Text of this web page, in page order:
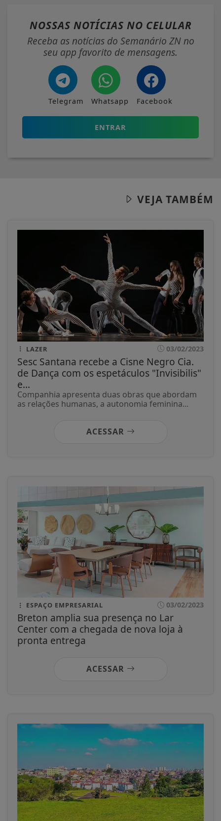
NOSSAS NOTÍCIAS NO CELULAR
Receba as notícias do Semanário ZN no
seu app favorito de mensagens.
Telegram Whatsapp Facebook
ENTRAR
VEJA TAMBÉM
LAZER 03/02/2023
Sesc Santana recebe a Cisne Negro Cia.
de Dança com os espetáculos "Invisibilis"
e...
Companhia apresenta duas obras que abordam
as relações humanas, a autonomia feminina...
ACESSAR
ESPAÇO EMPRESARIAL 03/02/2023
Breton amplia sua presença no Lar
Center com a chegada de nova loja à
pronta entrega
ACESSAR